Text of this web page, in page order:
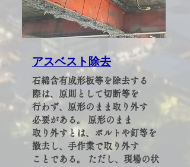
​アスベスト除去
石綿含有成形板等を除去する
際は、原則として切断等を
行わず、原形のまま取り外す
必要がある。 原形のまま
取り外すとは、ボルトや釘等を
撤去し、手作業で取り外す
ことである。 ただし、現場の状